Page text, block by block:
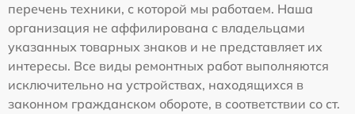
перечень техники, с которой мы работаем. Наша
организация не аффилирована с владельцами
указанных товарных знаков и не представляет их
интересы. Все виды ремонтных работ выполняются
исключительно на устройствах, находящихся в
законном гражданском обороте, в соответствии со ст.